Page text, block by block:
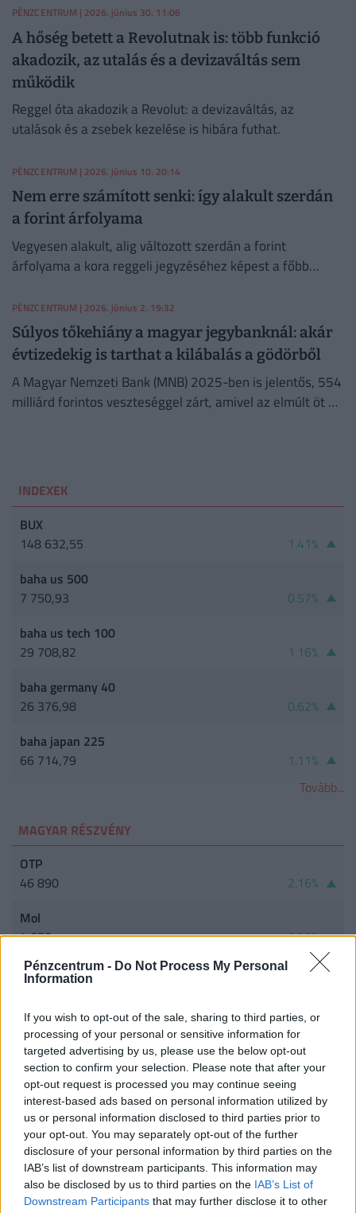
Pénzcentrum - Do Not Process My Personal
Information
If you wish to opt-out of the sale, sharing to third parties, or
processing of your personal or sensitive information for
targeted advertising by us, please use the below opt-out
section to confirm your selection. Please note that after your
opt-out request is processed you may continue seeing
interest-based ads based on personal information utilized by
us or personal information disclosed to third parties prior to
your opt-out. You may separately opt-out of the further
disclosure of your personal information by third parties on the
IAB’s list of downstream participants. This information may
also be disclosed by us to third parties on the IAB’s List of
Downstream Participants that may further disclose it to other
PÉNZCENTRUM | 2026. június 30. 11:06
A hőség betett a Revolutnak is: több funkció
akadozik, az utalás és a devizaváltás sem
működik
Reggel óta akadozik a Revolut: a devizaváltás, az
utalások és a zsebek kezelése is hibára futhat.
PÉNZCENTRUM | 2026. június 10. 20:14
Nem erre számított senki: így alakult szerdán
a forint árfolyama
Vegyesen alakult, alig változott szerdán a forint
árfolyama a kora reggeli jegyzéséhez képest a főbb
devizakereskedelemben.
PÉNZCENTRUM | 2026. június 2. 19:32
Súlyos tőkehiány a magyar jegybanknál: akár
évtizedekig is tarthat a kilábalás a gödörből
A Magyar Nemzeti Bank (MNB) 2025-ben is jelentős, 554
milliárd forintos veszteséggel zárt, amivel az elmúlt öt év
INDEXEK
BUX
148 632,55
1.41%
baha us 500
7 750,93
0.57%
baha us tech 100
29 708,82
1.16%
baha germany 40
26 376,98
0.62%
baha japan 225
66 714,79
1.11%
Tovább...
MAGYAR RÉSZVÉNY
OTP
46 890
2.16%
Mol
4 650
0.22%
Richter
Magyar Telekom
2 696
-0.07%
Appeninn
665
2.78%
Tovább...
EURÓPAI RÉSZVÉNY
Daimler